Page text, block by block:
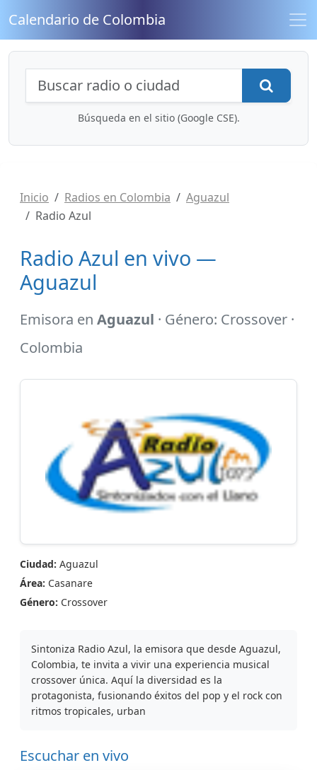
Calendario de Colombia
Búsqueda de radios y contenidos
Búsqueda en el sitio (Google CSE).
Inicio Radios en Colombia
Aguazul
Radio Azul
Radio Azul en vivo —
Aguazul
Emisora en Aguazul · Género: Crossover ·
Colombia
Ciudad: Aguazul
Área: Casanare
Género: Crossover
Sintoniza Radio Azul, la emisora que desde Aguazul,
Colombia, te invita a vivir una experiencia musical
crossover única. Aquí la diversidad es la
protagonista, fusionando éxitos del pop y el rock con
ritmos tropicales, urban
Escuchar en vivo